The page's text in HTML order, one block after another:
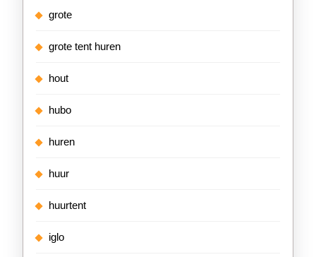
grote
grote tent huren
hout
hubo
huren
huur
huurtent
iglo